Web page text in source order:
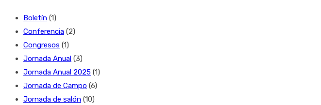
Boletín (1)
Conferencia (2)
Congresos (1)
Jornada Anual (3)
Jornada Anual 2025 (1)
Jornada de Campo (6)
Jornada de salón (10)